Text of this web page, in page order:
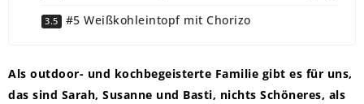
#5 Weißkohleintopf mit Chorizo
Als outdoor- und kochbegeisterte Familie gibt es für uns,
das sind Sarah, Susanne und Basti, nichts Schöneres, als